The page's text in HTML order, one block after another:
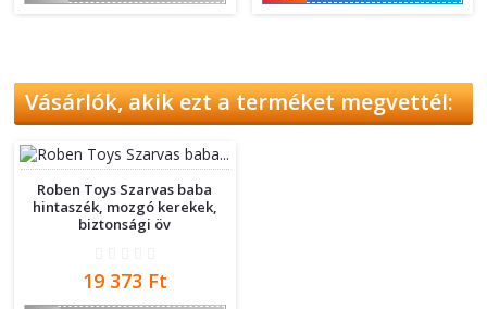
Vásárlók, akik ezt a terméket megvettél:
Roben Toys Szarvas baba
hintaszék, mozgó kerekek,
biztonsági öv
Ár
19 373 Ft